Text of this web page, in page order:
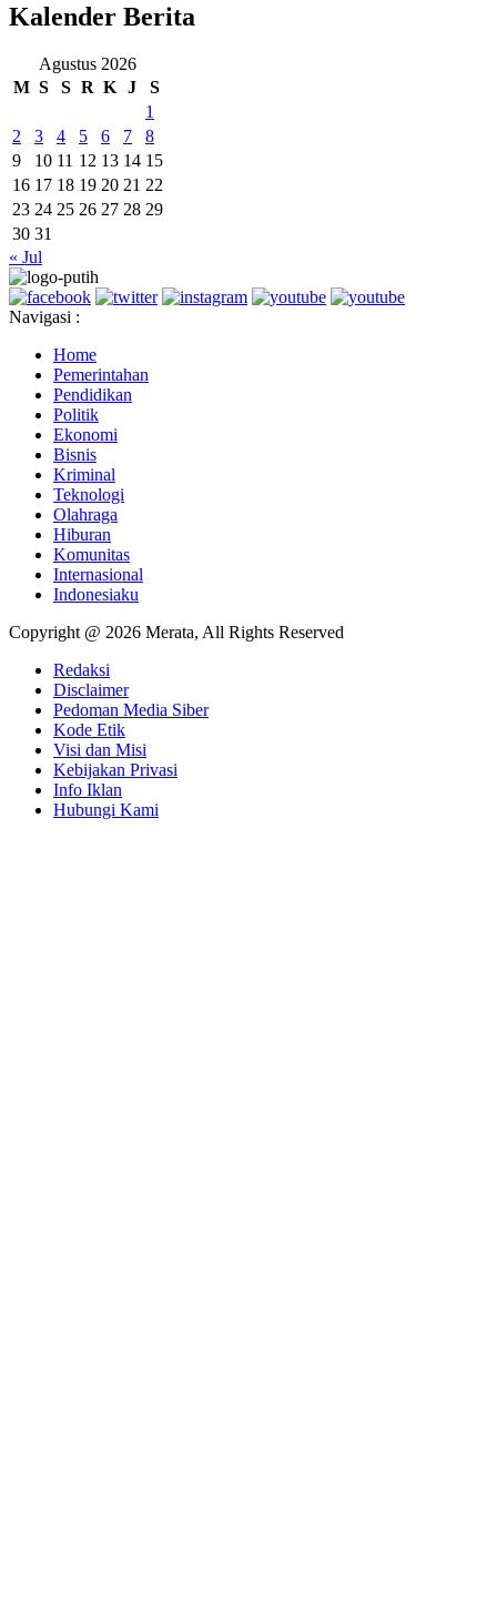
Kalender Berita
Agustus 2026
M S S R K J
S
1
2
3 4 5 6 7
8
9
10 11 12 13 14 15
16 17 18 19 20 21 22
23 24 25 26 27 28 29
30 31
« Jul
Navigasi :
Home
Pemerintahan
Pendidikan
Politik
Ekonomi
Bisnis
Kriminal
Teknologi
Olahraga
Hiburan
Komunitas
Internasional
Indonesiaku
Copyright @ 2026 Merata, All Rights Reserved
Redaksi
Disclaimer
Pedoman Media Siber
Kode Etik
Visi dan Misi
Kebijakan Privasi
Info Iklan
Hubungi Kami